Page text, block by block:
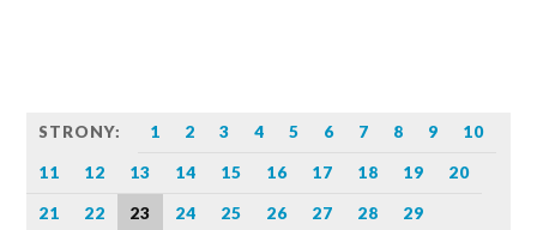
STRONY: 1 2 3 4 5 6 7 8 9 10
11 12 13 14 15 16 17 18 19 20
21 22 23 24 25 26 27 28 29